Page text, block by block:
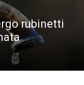
rubinetti